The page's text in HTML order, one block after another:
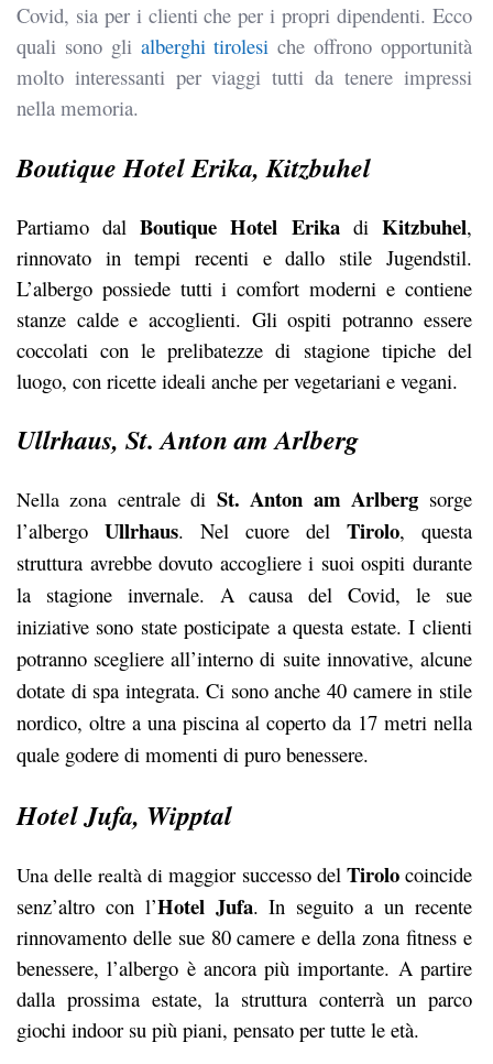
Covid, sia per i clienti che per i propri dipendenti. Ecco
quali sono gli alberghi tirolesi che offrono opportunità
molto interessanti per viaggi tutti da tenere impressi
nella memoria.
Boutique Hotel Erika, Kitzbuhel
Partiamo dalBoutique Hotel Erikadi Kitzbuhel,
rinnovato in tempi recenti e dallo stile Jugendstil.
L’albergo possiede tutti i comfort moderni e contiene
stanze calde e accoglienti. Gli ospiti potranno essere
coccolati con le prelibatezze di stagione tipiche del
luogo, con ricette ideali anche per vegetariani e vegani.
Ullrhaus, St. Anton am Arlberg
Nella zona centrale di St. Anton am Arlberg sorge
l’albergo Ullrhaus. Nel cuore del Tirolo, questa
struttura avrebbe dovuto accogliere i suoi ospiti durante
la stagione invernale. A causa del Covid, le sue
iniziative sono state posticipate a questa estate. I clienti
potranno scegliere all’interno di suite innovative, alcune
dotate di spa integrata. Ci sono anche 40 camere in stile
nordico, oltre a una piscina al coperto da 17 metri nella
quale godere di momenti di puro benessere.
Hotel Jufa, Wipptal
Una delle realtà dimaggior successo del Tirolocoincide
senz’altro con l’Hotel Jufa. In seguito a un recente
rinnovamento delle sue 80 camere e della zona fitness e
benessere, l’albergo è ancora più importante. A partire
dalla prossima estate, la struttura conterrà un parco
giochi indoor su più piani, pensato per tutte le età.